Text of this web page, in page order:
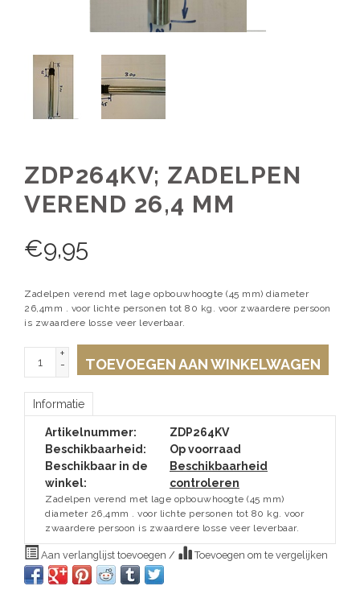
ZDP264KV; ZADELPEN
VEREND 26,4 MM
€9,95
Zadelpen verend met lage opbouwhoogte (45 mm) diameter
26,4mm . voor lichte personen tot 80 kg. voor zwaardere persoon
is zwaardere losse veer leverbaar.
+
-
TOEVOEGEN AAN WINKELWAGEN
Informatie
Artikelnummer:
ZDP264KV
Beschikbaarheid:
Op voorraad
Beschikbaar in de
winkel:
Beschikbaarheid
controleren
Zadelpen verend met lage opbouwhoogte (45 mm)
diameter 26,4mm . voor lichte personen tot 80 kg. voor
zwaardere persoon is zwaardere losse veer leverbaar.
Aan verlanglijst toevoegen / Toevoegen om te vergelijken